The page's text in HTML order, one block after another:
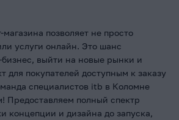
позволяет не просто
услуги онлайн. Это шанс
выйти на новые рынки и
для покупателей доступным к заказу
специалистов itb в Коломне
Предоставляем полный спектр
концепции и дизайна до запуска,